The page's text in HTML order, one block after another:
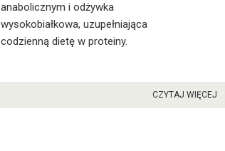
anabolicznym i odżywka
wysokobiałkowa, uzupełniająca
codzienną dietę w proteiny.
CZYTAJ WIĘCEJ